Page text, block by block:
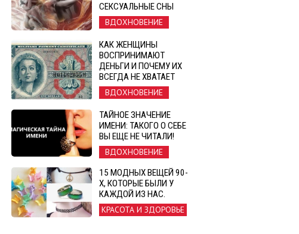
СЕКСУАЛЬНЫЕ СНЫ
ВДОХНОВЕНИЕ
КАК ЖЕНЩИНЫ
ВОСПРИНИМАЮТ
ДЕНЬГИ И ПОЧЕМУ ИХ
ВСЕГДА НЕ ХВАТАЕТ
ВДОХНОВЕНИЕ
ТАЙНОЕ ЗНАЧЕНИЕ
ИМЕНИ: ТАКОГО О СЕБЕ
ВЫ ЕЩЕ НЕ ЧИТАЛИ!
ВДОХНОВЕНИЕ
15 МОДНЫХ ВЕЩЕЙ 90-
Х, КОТОРЫЕ БЫЛИ У
КАЖДОЙ ИЗ НАС.
КРАСОТА И ЗДОРОВЬЕ